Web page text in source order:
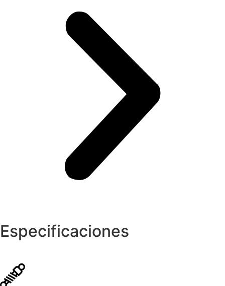
Especificaciones